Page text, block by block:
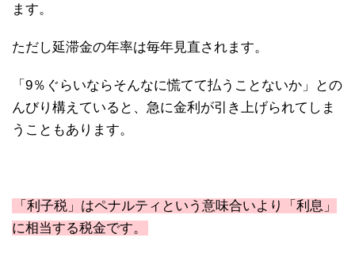
ます。
ただし延滞金の年率は毎年見直されます。
「9％ぐらいならそんなに慌てて払うことないか」との
んびり構えていると、急に金利が引き上げられてしま
うこともあります。
「利子税」はペナルティという意味合いより「利息」
に相当する税金です。